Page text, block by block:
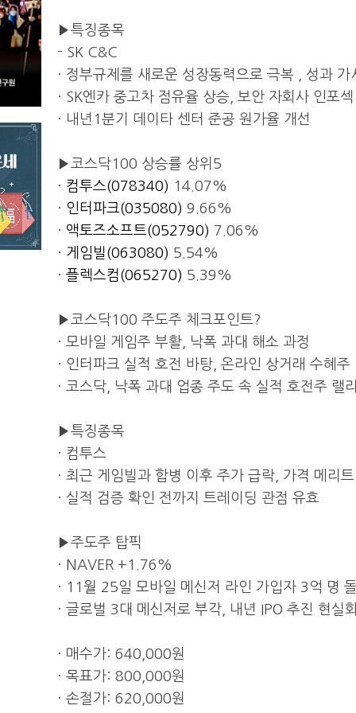
▶특징종목
- SK C&C
· 정부규제를 새로운 성장동력으로 극복 , 성과 가
· SK엔카 중고차 점유율 상승, 보안 자회사 인포
· 내년1분기 데이타 센터 준공 원가율 개선
▶코스닥100 상승률 상위5
· 컴투스(078340) 14.07%
· 인터파크(035080) 9.66%
· 액토즈소프트(052790) 7.06%
· 게임빌(063080) 5.54%
· 플렉스컴(065270) 5.39%
▶코스닥100 주도주 체크포인트?
· 모바일 게임주 부활, 낙폭 과대 해소 과정
· 인터파크 실적 호전 바탕, 온라인 상거래 수혜주
· 코스닥, 낙폭 과대 업종 주도 속 실적 호전주 랠
▶특징종목
· 컴투스
· 최근 게임빌과 합병 이후 주가 급락, 가격 메리
· 실적 검증 확인 전까지 트레이딩 관점 유효
▶주도주 탑픽
· NAVER +1.76%
· 11월 25일 모바일 메신저 라인 가입자 3억 명
· 글로벌 3대 메신저로 부각, 내년 IPO 추진 현실
· 매수가: 640,000원
· 목표가: 800,000원
· 손절가: 620,000원